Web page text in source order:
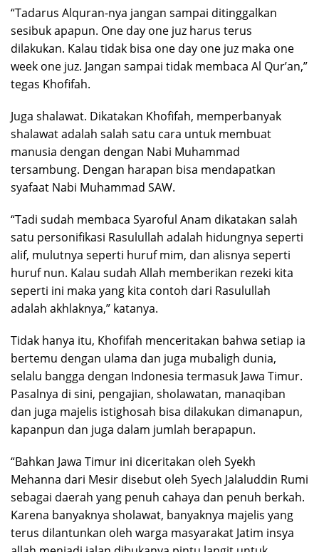
“Tadarus Alquran-nya jangan sampai ditinggalkan
sesibuk apapun. One day one juz harus terus
dilakukan. Kalau tidak bisa one day one juz maka one
week one juz. Jangan sampai tidak membaca Al Qur’an,”
tegas Khofifah.
Juga shalawat. Dikatakan Khofifah, memperbanyak
shalawat adalah salah satu cara untuk membuat
manusia dengan dengan Nabi Muhammad
tersambung. Dengan harapan bisa mendapatkan
syafaat Nabi Muhammad SAW.
“Tadi sudah membaca Syaroful Anam dikatakan salah
satu personifikasi Rasulullah adalah hidungnya seperti
alif, mulutnya seperti huruf mim, dan alisnya seperti
huruf nun. Kalau sudah Allah memberikan rezeki kita
seperti ini maka yang kita contoh dari Rasulullah
adalah akhlaknya,” katanya.
Tidak hanya itu, Khofifah menceritakan bahwa setiap ia
bertemu dengan ulama dan juga mubaligh dunia,
selalu bangga dengan Indonesia termasuk Jawa Timur.
Pasalnya di sini, pengajian, sholawatan, manaqiban
dan juga majelis istighosah bisa dilakukan dimanapun,
kapanpun dan juga dalam jumlah berapapun.
“Bahkan Jawa Timur ini diceritakan oleh Syekh
Mehanna dari Mesir disebut oleh Syech Jalaluddin Rumi
sebagai daerah yang penuh cahaya dan penuh berkah.
Karena banyaknya sholawat, banyaknya majelis yang
terus dilantunkan oleh warga masyarakat Jatim insya